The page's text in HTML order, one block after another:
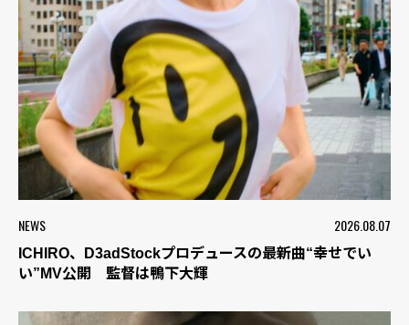
NEWS 2026.08.07
ICHIRO、D3adStockプロデュースの最新曲“幸せでい
い”MV公開 監督は鴨下大輝